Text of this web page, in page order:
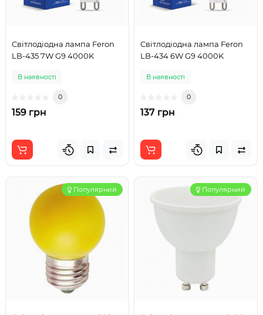
Світлодіодна лампа Feron
LB-435 7W G9 4000K
В наявності
0
159 грн
Світлодіодна лампа Feron
LB-434 6W G9 4000K
В наявності
0
137 грн
Популярний Популярний